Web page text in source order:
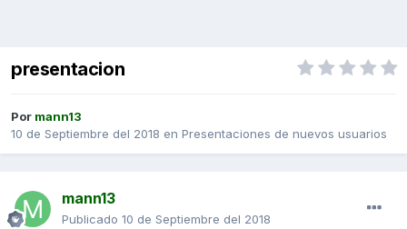
presentacion
Por mann13
10 de Septiembre del 2018 en Presentaciones de nuevos usuarios
mann13
Publicado 10 de Septiembre del 2018